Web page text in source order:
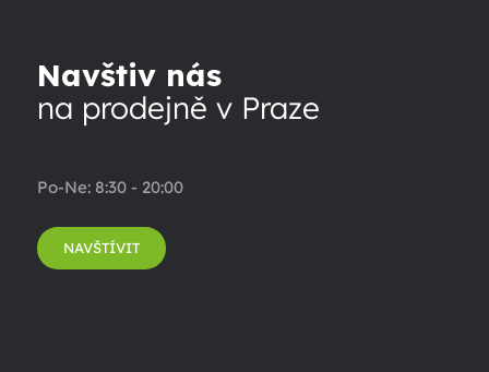
Navštiv nás
na prodejně v Praze
Po-Ne: 8:30 - 20:00
NAVŠTÍVIT